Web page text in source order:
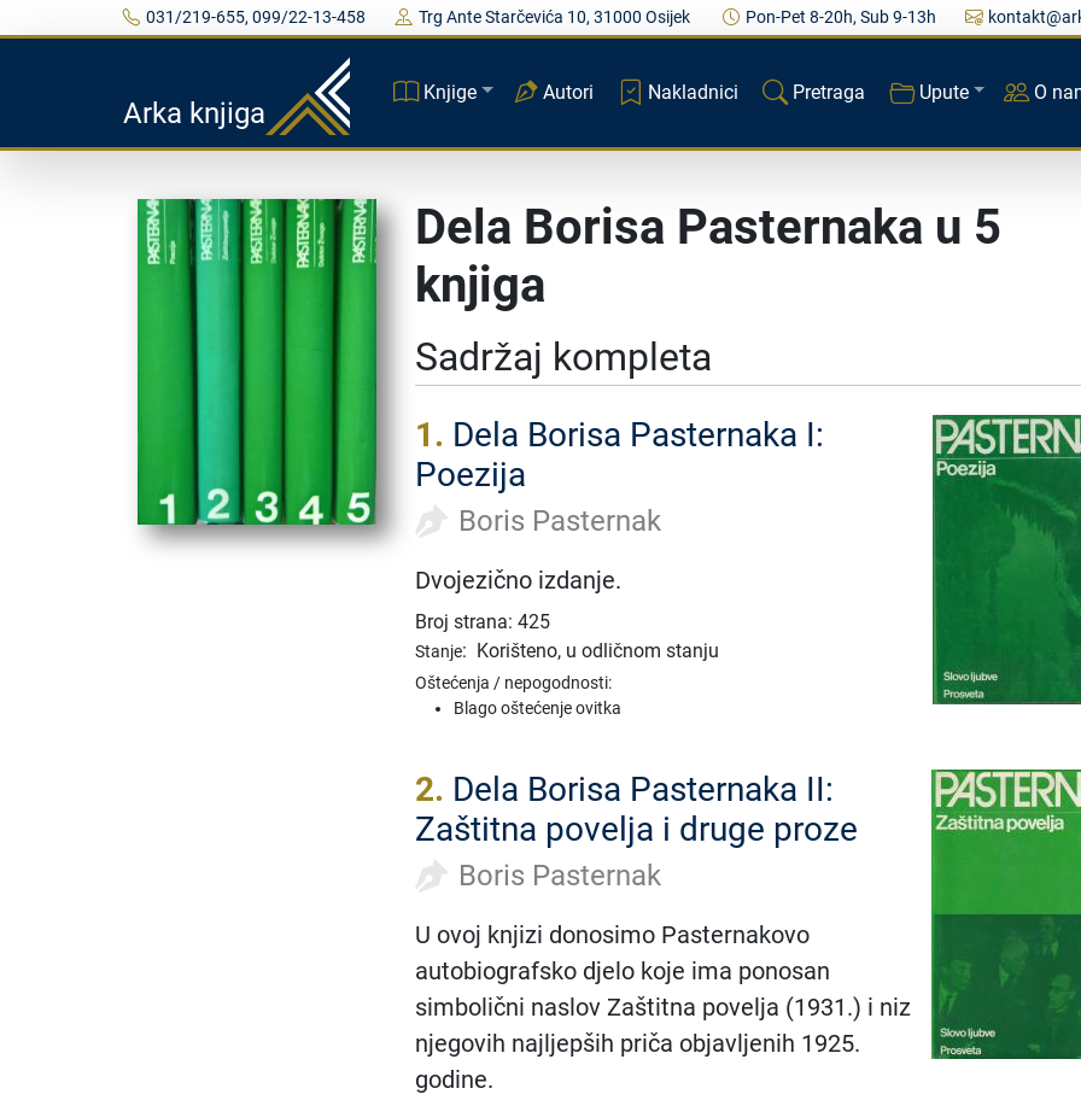
031/219-655, 099/22-13-458 Trg Ante Starčevića 10, 31000 Osijek Pon-Pet 8-20h, Sub 9-13h
Arka knjiga
Knjige Autori Nakladnici Pretraga Upute O
Dela Borisa Pasternaka u 5
knjiga
Sadržaj kompleta
1. Dela Borisa Pasternaka I:
Poezija
Boris Pasternak
Dvojezično izdanje.
Broj strana: 425
Stanje: Korišteno, u odličnom stanju
Oštećenja / nepogodnosti:
Blago oštećenje ovitka
2. Dela Borisa Pasternaka II:
Zaštitna povelja i druge proze
Boris Pasternak
U ovoj knjizi donosimo Pasternakovo
autobiografsko djelo koje ima ponosan
simbolični naslov Zaštitna povelja (1931.) i niz
njegovih najljepših priča objavljenih 1925.
godine.